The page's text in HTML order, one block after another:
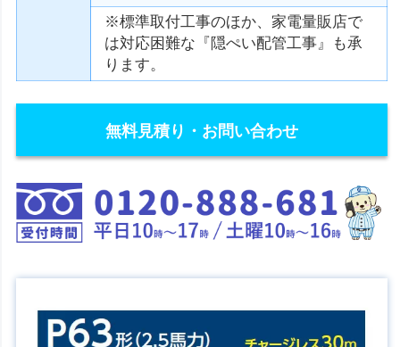
※標準取付工事のほか、家電量販店で
は対応困難な『隠ぺい配管工事』も承
ります。
無料見積り・お問い合わせ